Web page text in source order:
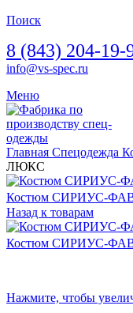
Поиск
8 (843) 204-19-
info@vs-spec.ru
Меню
Главная Спецодежда
ЛЮКС
Костюм СИРИУС-
Назад к товарам
Костюм СИРИУС-
Нажмите, чтобы